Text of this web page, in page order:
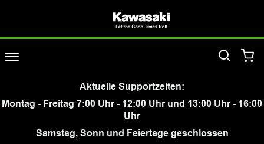
Aktuelle Supportzeiten:
Montag - Freitag 7:00 Uhr - 12:00 Uhr und 13:00 Uhr - 16:00
Uhr
Samstag, Sonn und Feiertage geschlossen